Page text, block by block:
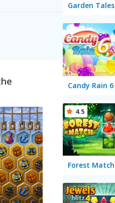
Garden Tales
Candy Rain 6
Forest Match
4.5